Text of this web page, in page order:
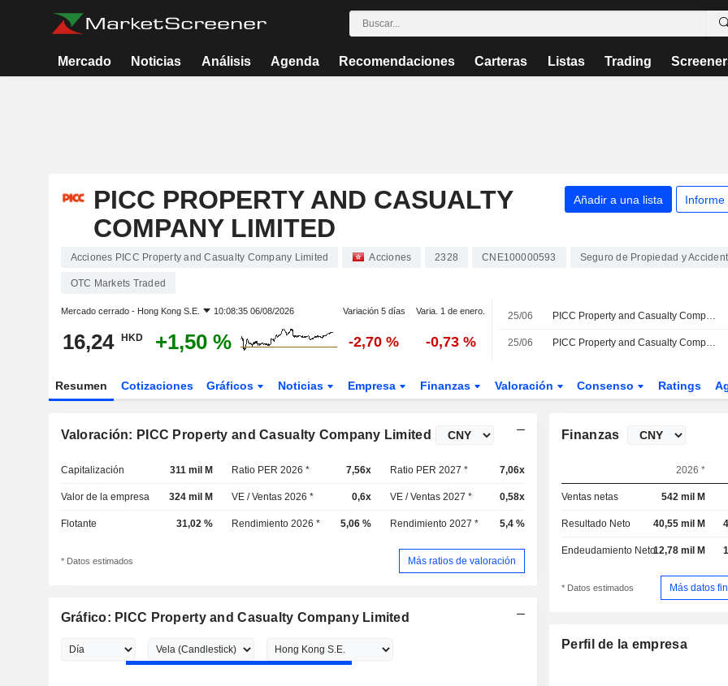
Mercado Noticias Análisis Agenda Recomendaciones Carteras Listas Trading
PICC PROPERTY AND CASUALTY
COMPANY LIMITED
Añadir a una lista Informe
Acciones PICC Property and Casualty Company Limited Acciones 2328 CNE100000593 Seguro de Propiedad y
OTC Markets Traded
Mercado cerrado - Hong Kong S.E. 10:08:35 06/08/2026 Variación 5 días Varia. 1 de enero.
16,24 HKD +1,50 % -2,70 % -0,73 %
25/06 PICC Property and Casualty Company Limited aprueba el reparto del dividendo complementario del ejercicio 2025, que se abonará en torno al 31 de julio de 2026
25/06 PICC Property and Casualty Company Limited anuncia nuevos nombramientos en su Consejo de Administración y comisiones
Resumen Cotizaciones Gráficos Noticias Empresa Finanzas Valoración Consenso Ratings
Valoración: PICC Property and Casualty Company Limited
Capitalización 311 mil M Ratio PER 2026 * 7,56x Ratio PER 2027 * 7,06x
Valor de la empresa 324 mil M VE / Ventas 2026 * 0,6x VE / Ventas 2027 * 0,58x
Flotante 31,02 % Rendimiento 2026 * 5,06 % Rendimiento 2027 * 5,4 %
* Datos estimados Más ratios de valoración
Gráfico: PICC Property and Casualty Company Limited
Finanzas
2026 *
Ventas netas 542 mil M
Resultado Neto 40,55 mil M
Endeudamiento Neto12,78 mil M
* Datos estimados Más datos
Perfil de la empresa